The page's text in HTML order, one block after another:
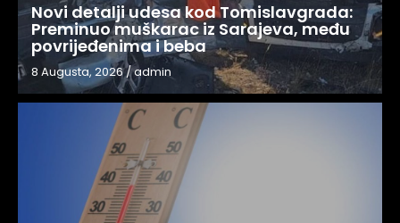
Novi detalji udesa kod Tomislavgrada:
Preminuo muškarac iz Sarajeva, među
povrijeđenima i beba
8 Augusta, 2026/admin